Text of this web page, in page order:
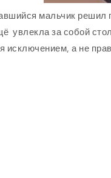
мальчик
увлекла за собой
исключением, а не